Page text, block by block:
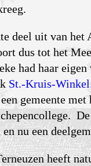
deel uit van het
dus tot het
had haar
St.-Kruis-Winkel
gemeente met
De
nu een
heeft